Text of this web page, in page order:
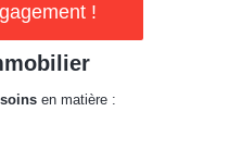
!
en matière :